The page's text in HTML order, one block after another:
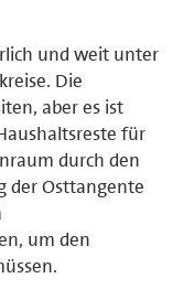
und weit unter
Die
aber es ist
für
durch den
der Osttangente
um den